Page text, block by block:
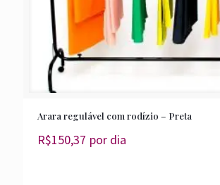
Arara regulável com rodízio – Preta
R$150,37 por dia